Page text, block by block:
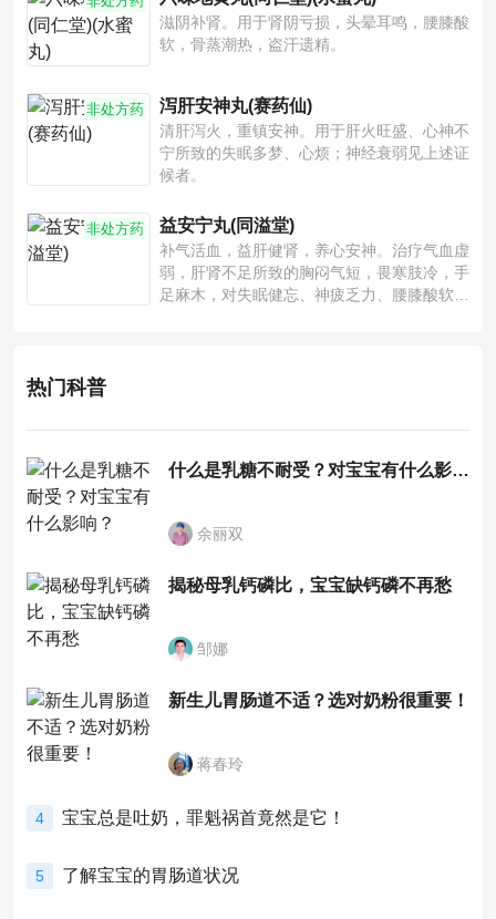
滋阴补肾。用于肾阴亏损，头晕耳鸣，腰膝酸
软，骨蒸潮热，盗汗遗精。
非处方药 泻肝安神丸(赛药仙)
清肝泻火，重镇安神。用于肝火旺盛、心神不
宁所致的失眠多梦、心烦；神经衰弱见上述证
候者。
非处方药 益安宁丸(同溢堂)
补气活血，益肝健肾，养心安神。治疗气血虚
弱，肝肾不足所致的胸闷气短，畏寒肢冷，手
足麻木，对失眠健忘、神疲乏力、腰膝酸软也
热门科普
什么是乳糖不耐受？对宝宝有什么影响？
余丽双
揭秘母乳钙磷比，宝宝缺钙磷不再愁
邹娜
新生儿胃肠道不适？选对奶粉很重要！
蒋春玲
4 宝宝总是吐奶，罪魁祸首竟然是它！
5 了解宝宝的胃肠道状况